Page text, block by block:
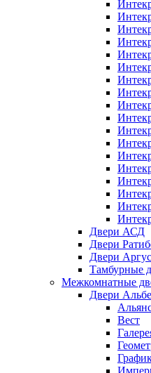
Двери АСД
Двери
Двери Аргус
Тамбурные
Межкомнатные
Двери
Вест